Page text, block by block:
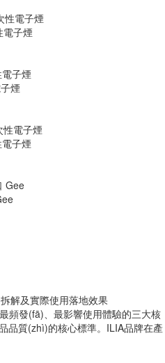
電子煙
煙
子煙
解及實際使用落地效果
頻發(fā)、最影響使用體驗的三大核
品質(zhì)的核心標準。ILIA品牌在產